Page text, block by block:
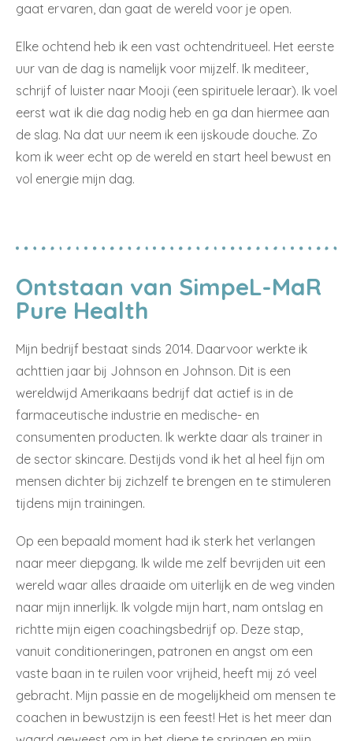
gaat ervaren, dan gaat de wereld voor je open.
Elke ochtend heb ik een vast ochtendritueel. Het eerste
uur van de dag is namelijk voor mijzelf. Ik mediteer,
schrijf of luister naar Mooji (een spirituele leraar). Ik voel
eerst wat ik die dag nodig heb en ga dan hiermee aan
de slag. Na dat uur neem ik een ijskoude douche. Zo
kom ik weer echt op de wereld en start heel bewust en
vol energie mijn dag.
Ontstaan van SimpeL-MaR
Pure Health
Mijn bedrijf bestaat sinds 2014. Daarvoor werkte ik
achttien jaar bij Johnson en Johnson. Dit is een
wereldwijd Amerikaans bedrijf dat actief is in de
farmaceutische industrie en medische- en
consumenten producten. Ik werkte daar als trainer in
de sector skincare. Destijds vond ik het al heel fijn om
mensen dichter bij zichzelf te brengen en te stimuleren
tijdens mijn trainingen.
Op een bepaald moment had ik sterk het verlangen
naar meer diepgang. Ik wilde me zelf bevrijden uit een
wereld waar alles draaide om uiterlijk en de weg vinden
naar mijn innerlijk. Ik volgde mijn hart, nam ontslag en
richtte mijn eigen coachingsbedrijf op. Deze stap,
vanuit conditioneringen, patronen en angst om een
vaste baan in te ruilen voor vrijheid, heeft mij zó veel
gebracht. Mijn passie en de mogelijkheid om mensen te
coachen in bewustzijn is een feest! Het is het meer dan